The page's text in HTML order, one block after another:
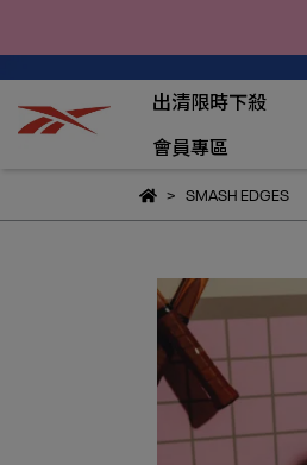
出清限時下殺
會員專區
SMASH EDGES